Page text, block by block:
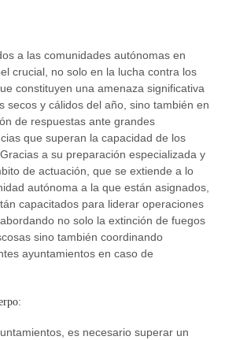
a las comunidades autónomas en
crucial, no solo en la lucha contra los
constituyen una amenaza significativa
secos y cálidos del año, sino también en
de respuestas ante grandes
que superan la capacidad de los
a su preparación especializada y
de actuación, que se extiende a lo
autónoma a la que están asignados,
capacitados para liderar operaciones
no solo la extinción de fuegos
sino también coordinando
ayuntamientos en caso de
es necesario superar un